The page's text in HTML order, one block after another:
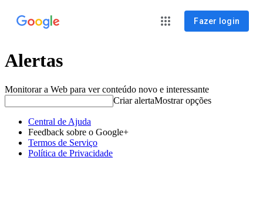
Fazer login
Alertas
Monitorar a Web para ver conteúdo novo e interessante
Criar alertaMostrar opções
Central de Ajuda
Feedback sobre o Google+
Termos de Serviço
Política de Privacidade